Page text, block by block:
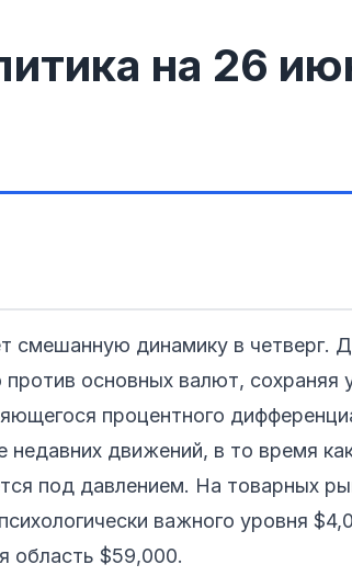
на 26
смешанную динамику в четверг.
против основных валют, сохраняя
процентного
недавних движений, в то время
под давлением. На товарных
важного уровня
область $59,000.